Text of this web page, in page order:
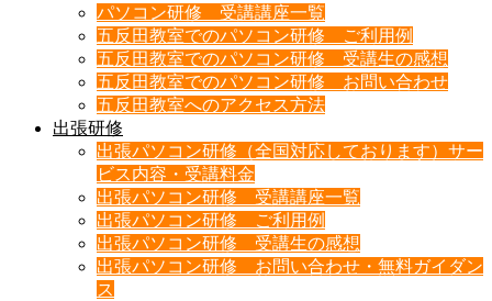
パソコン研修 受講講座一覧
五反田教室でのパソコン研修 ご利用例
五反田教室でのパソコン研修 受講生の感想
五反田教室でのパソコン研修 お問い合わせ
五反田教室へのアクセス方法
出張研修
出張パソコン研修（全国対応しております）サー
ビス内容・受講料金
出張パソコン研修 受講講座一覧
出張パソコン研修 ご利用例
出張パソコン研修 受講生の感想
出張パソコン研修 お問い合わせ・無料ガイダン
ス